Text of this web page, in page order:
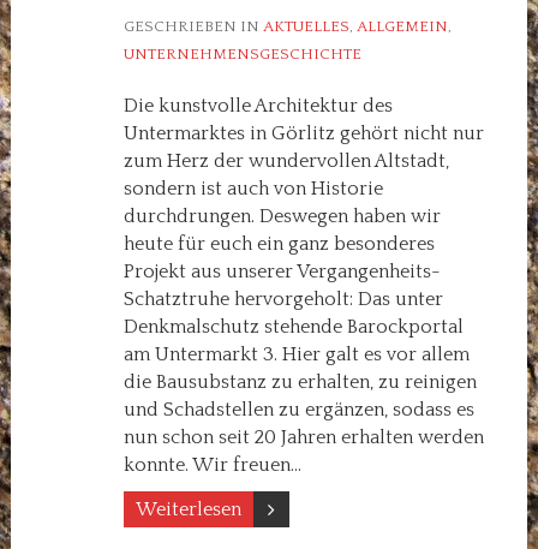
GESCHRIEBEN IN AKTUELLES, ALLGEMEIN,
UNTERNEHMENSGESCHICHTE
Die kunstvolle Architektur des
Untermarktes in Görlitz gehört nicht nur
zum Herz der wundervollen Altstadt,
sondern ist auch von Historie
durchdrungen. Deswegen haben wir
heute für euch ein ganz besonderes
Projekt aus unserer Vergangenheits-
Schatztruhe hervorgeholt: Das unter
Denkmalschutz stehende Barockportal
am Untermarkt 3. Hier galt es vor allem
die Bausubstanz zu erhalten, zu reinigen
und Schadstellen zu ergänzen, sodass es
nun schon seit 20 Jahren erhalten werden
konnte. Wir freuen…
Weiterlesen